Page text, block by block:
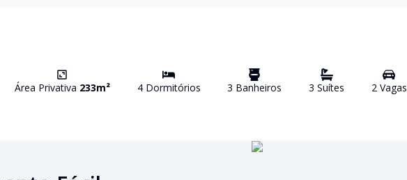
Área Privativa 233m² 4Dormitórios 3 Banheiros 3 Suítes 2Vagas